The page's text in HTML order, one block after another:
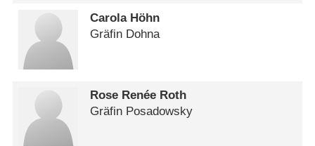
Carola Höhn
Gräfin Dohna
Rose Renée Roth
Gräfin Posadowsky